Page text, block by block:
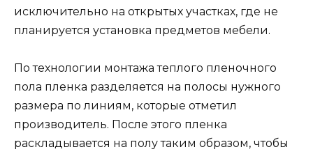
исключительно на открытых участках, где не
планируется установка предметов мебели.
По технологии монтажа теплого пленочного
пола пленка разделяется на полосы нужного
размера по линиям, которые отметил
производитель. После этого пленка
раскладывается на полу таким образом, чтобы